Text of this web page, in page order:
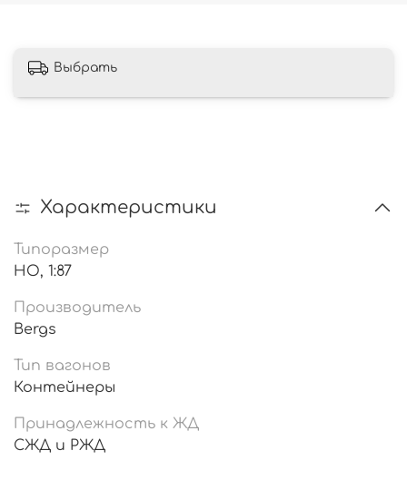
Выбрать
Характеристики
Типоразмер
HO, 1:87
Производитель
Bergs
Тип вагонов
Контейнеры
Принадлежность к ЖД
СЖД и РЖД